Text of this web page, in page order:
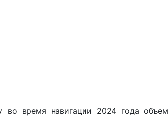
во время навигации 2024 года объем